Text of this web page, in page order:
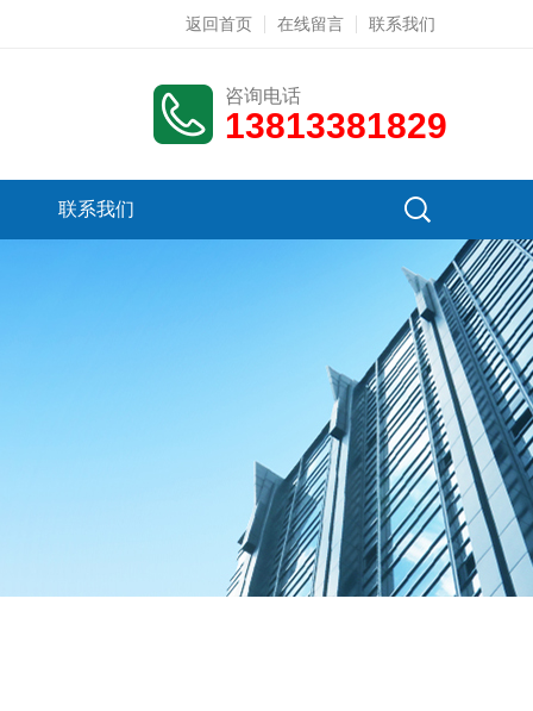
返回首页 在线留言 联系我们
咨询电话
13813381829
联系我们